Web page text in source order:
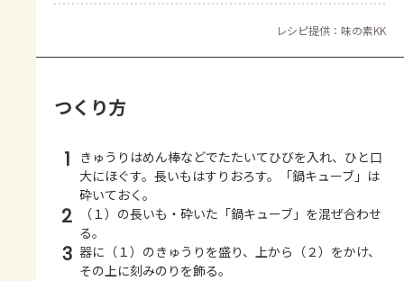
レシピ提供：味の素KK
つくり方
1
きゅうりはめん棒などでたたいてひびを入れ、ひと口
大にほぐす。長いもはすりおろす。「鍋キューブ」は
砕いておく。
2
（１）の長いも・砕いた「鍋キューブ」を混ぜ合わせ
る。
3 器に（１）のきゅうりを盛り、上から（２）をかけ、
その上に刻みのりを飾る。